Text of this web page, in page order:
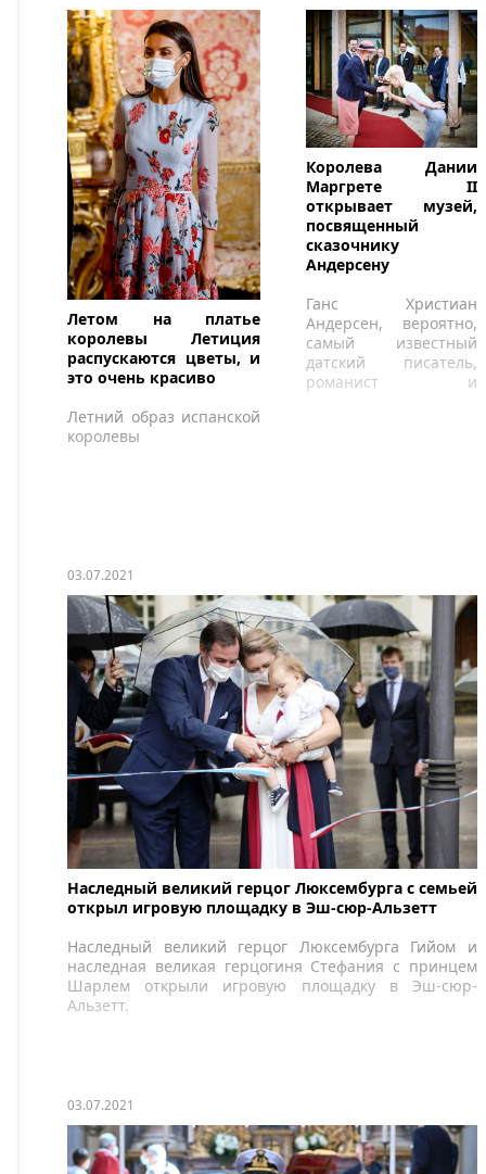
Летом на платье
королевы Летиция
распускаются цветы, и
это очень красиво
Летний образ испанской
королевы
03.07.2021
Наследный великий герцог Люксембурга с семьей
открыл игровую площадку в Эш-сюр-Альзетт
Наследный великий герцог Люксембурга Гийом и
наследная великая герцогиня Стефания с принцем
Шарлем открыли игровую площадку в Эш-сюр-
Альзетт.
03.07.2021
Королева Дании
Маргрете II
открывает музей,
посвященный
сказочнику
Андерсену
Ганс Христиан
Андерсен, вероятно,
самый известный
датский писатель,
романист и